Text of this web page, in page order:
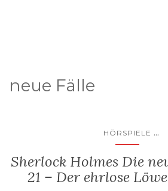
neue Fälle
HÖRSPIELE ...
Sherlock Holmes Die
21 – Der ehrlose